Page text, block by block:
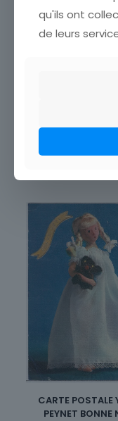
MARECHAL DE
ETAT VOIR SCAN
vos frais de port.
3,50€
Ajouter au
CARTE POSTALE
PEYNET BONNE
qu'ils ont
de leurs